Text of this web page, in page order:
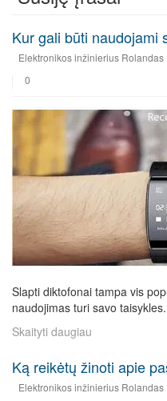
Kur gali būti naudojami
Elektronikos inžinierius Rolandas
0
Slapti diktofonai tampa vis
naudojimas turi savo
Skaityti daugiau
Ką reikėtų žinoti apie
Elektronikos inžinierius Rolandas